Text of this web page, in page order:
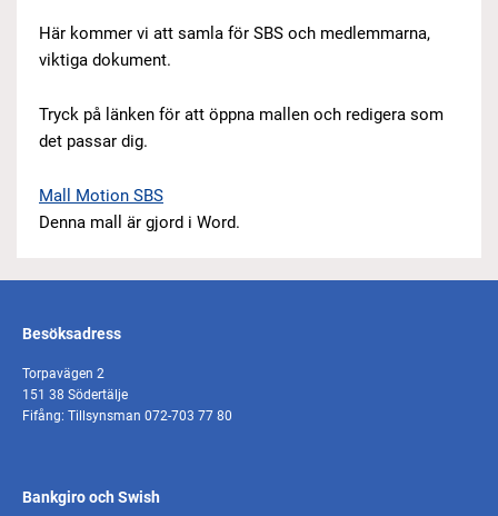
Här kommer vi att samla för SBS och medlemmarna,
viktiga dokument.
Tryck på länken för att öppna mallen och redigera som
det passar dig.
Mall Motion SBS
Denna mall är gjord i Word.
Besöksadress
Torpavägen 2
151 38 Södertälje
Fifång: Tillsynsman 072-703 77 80
Bankgiro och Swish